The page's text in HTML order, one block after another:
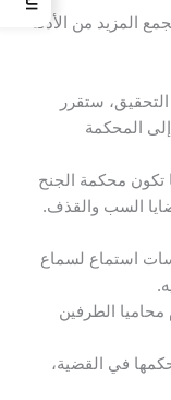
المزيد من الأدلة
التحقيق، ستقرر
إلى المحكمة
تكون محكمة الجنح
السب والقذف.
استماع لسماع
الطرفين
في القضية،